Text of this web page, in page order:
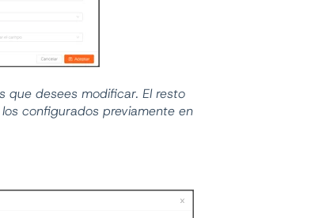
que desees modificar. El resto
configurados previamente en